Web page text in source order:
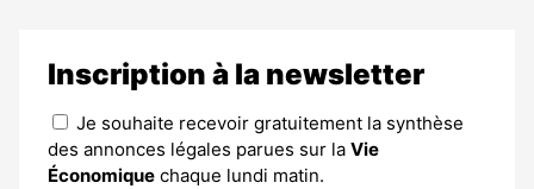
Inscription à la newsletter
Je souhaite recevoir gratuitement la synthèse
des annonces légales parues sur la Vie
Économique chaque lundi matin.